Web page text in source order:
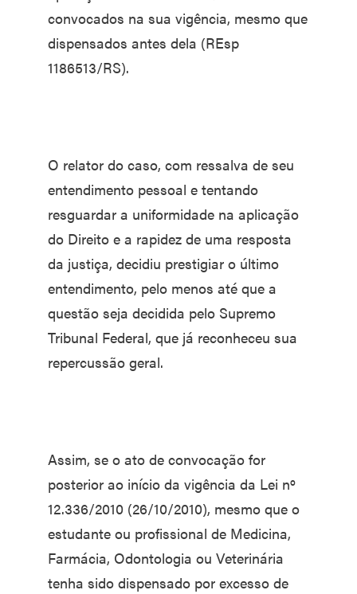
convocados na sua vigência, mesmo que
dispensados antes dela (REsp
1186513/RS).
O relator do caso, com ressalva de seu
entendimento pessoal e tentando
resguardar a uniformidade na aplicação
do Direito e a rapidez de uma resposta
da justiça, decidiu prestigiar o último
entendimento, pelo menos até que a
questão seja decidida pelo Supremo
Tribunal Federal, que já reconheceu sua
repercussão geral.
Assim, se o ato de convocação for
posterior ao início da vigência da Lei nº
12.336/2010 (26/10/2010), mesmo que o
estudante ou profissional de Medicina,
Farmácia, Odontologia ou Veterinária
tenha sido dispensado por excesso de